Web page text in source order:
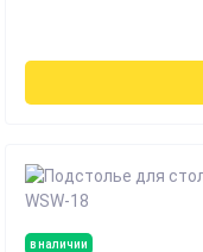
в наличии